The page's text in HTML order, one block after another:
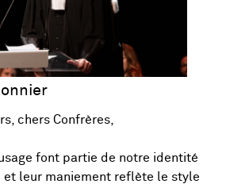
chers Confrères,
font partie de notre identité
et leur maniement reflète le style